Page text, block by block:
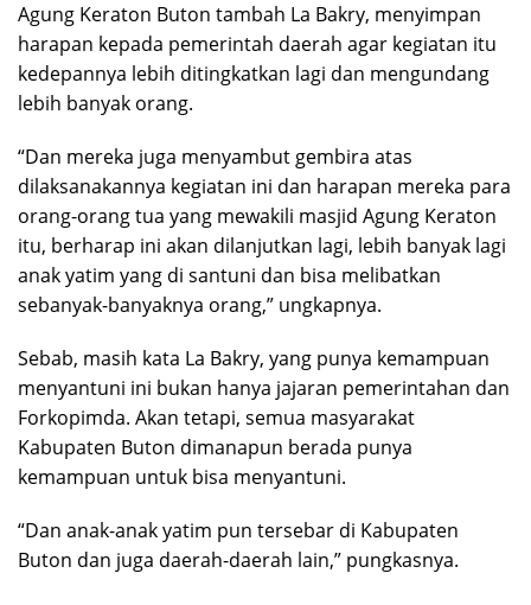
Agung Keraton Buton tambah La Bakry, menyimpan
harapan kepada pemerintah daerah agar kegiatan itu
kedepannya lebih ditingkatkan lagi dan mengundang
lebih banyak orang.
“Dan mereka juga menyambut gembira atas
dilaksanakannya kegiatan ini dan harapan mereka para
orang-orang tua yang mewakili masjid Agung Keraton
itu, berharap ini akan dilanjutkan lagi, lebih banyak lagi
anak yatim yang di santuni dan bisa melibatkan
sebanyak-banyaknya orang,” ungkapnya.
Sebab, masih kata La Bakry, yang punya kemampuan
menyantuni ini bukan hanya jajaran pemerintahan dan
Forkopimda. Akan tetapi, semua masyarakat
Kabupaten Buton dimanapun berada punya
kemampuan untuk bisa menyantuni.
“Dan anak-anak yatim pun tersebar di Kabupaten
Buton dan juga daerah-daerah lain,” pungkasnya.